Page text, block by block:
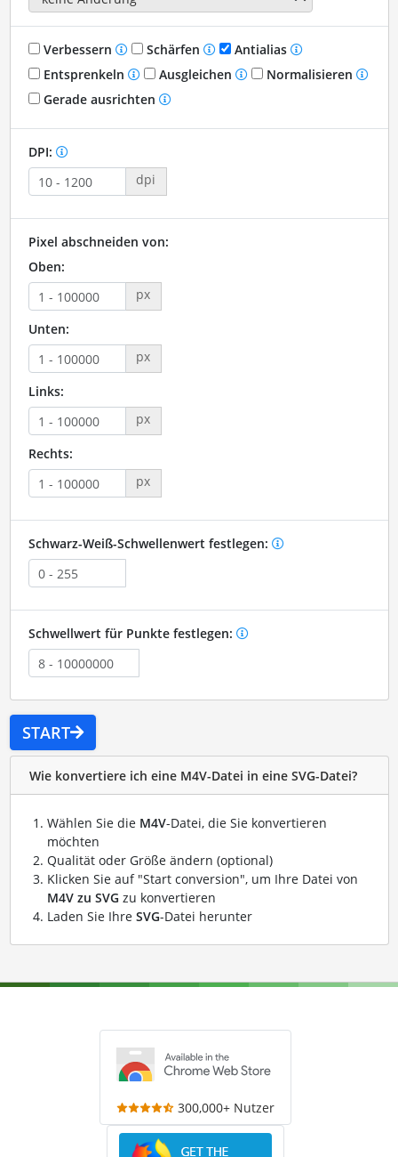
Verbessern Schärfen
Antialias
Entsprenkeln
Ausgleichen
Normalisieren
Gerade ausrichten
DPI:
dpi
Pixel abschneiden von:
Oben:
px
Unten:
px
Links:
px
Rechts:
px
Schwarz-Weiß-Schwellenwert festlegen:
Schwellwert für Punkte festlegen:
START
Wie konvertiere ich eine M4V-Datei in eine SVG-Datei?
Wählen Sie die M4V-Datei, die Sie konvertieren
möchten
Qualität oder Größe ändern (optional)
Klicken Sie auf "Start conversion", um Ihre Datei von
M4V zu SVG zu konvertieren
Laden Sie Ihre SVG-Datei herunter
300,000+ Nutzer